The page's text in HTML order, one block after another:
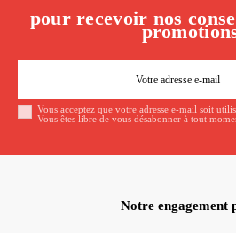
pour recevoir nos
Vous acceptez que votre adresse e-mail soit
Vous êtes libre de vous désabonner à tout
Notre engagement